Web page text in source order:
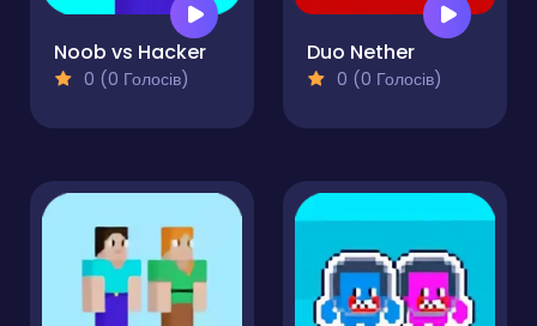
Noob vs Hacker
0 (0 Голосів)
Duo Nether
0 (0 Голосів)